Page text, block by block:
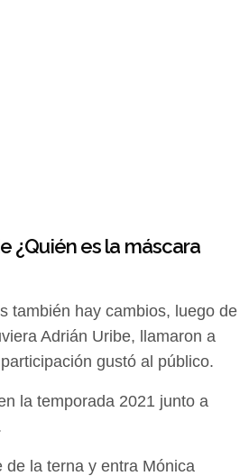
¿Quién es la máscara
también hay cambios, luego de
Adrián Uribe, llamaron a
gustó al público.
la temporada 2021 junto a
de la terna y entra Mónica